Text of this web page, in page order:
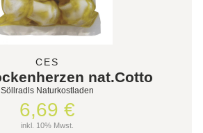
CES
nat.Cotto
Söllradls Naturkostladen
6,69 €
inkl. 10% Mwst.